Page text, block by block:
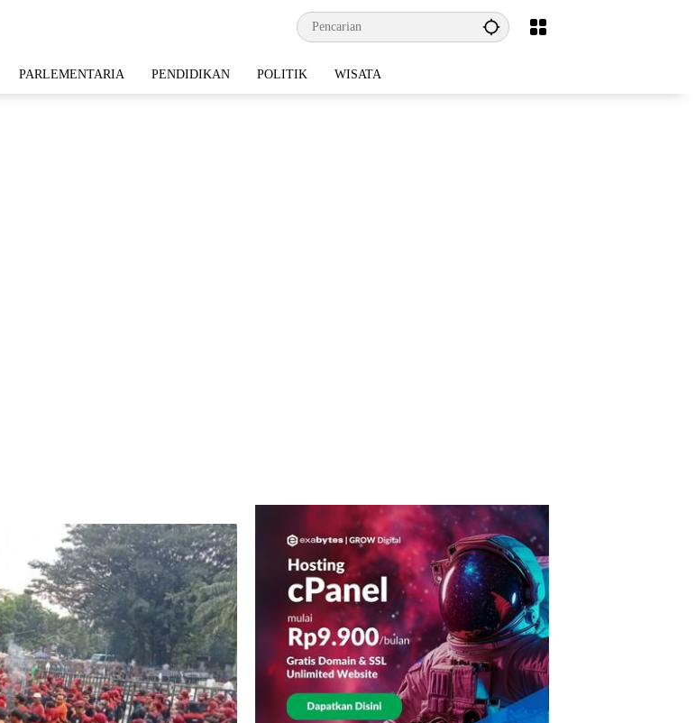
PARLEMENTARIA PENDIDIKAN POLITIK WISATA